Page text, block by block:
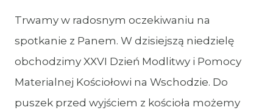
Trwamy w radosnym oczekiwaniu na
spotkanie z Panem. W dzisiejszą niedzielę
obchodzimy XXVI Dzień Modlitwy i Pomocy
Materialnej Kościołowi na Wschodzie. Do
puszek przed wyjściem z kościoła możemy